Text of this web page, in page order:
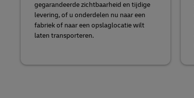
gegarandeerde zichtbaarheid en tijdige
levering, of u onderdelen nu naar een
fabriek of naar een opslaglocatie wilt
laten transporteren.